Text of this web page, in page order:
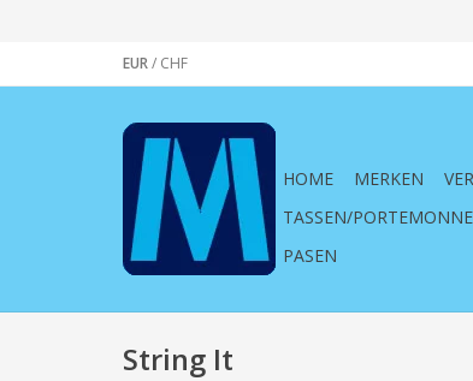
EUR/ CHF
HOME MERKEN
TASSEN/
PASEN
String It